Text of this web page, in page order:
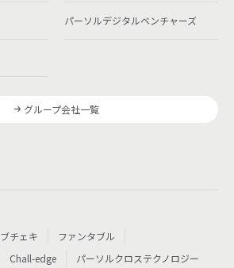
パーソルデジタルベンチャーズ
グループ会社一覧
チェキ
ファンタブル
Chall-edge パーソルクロステクノロジー